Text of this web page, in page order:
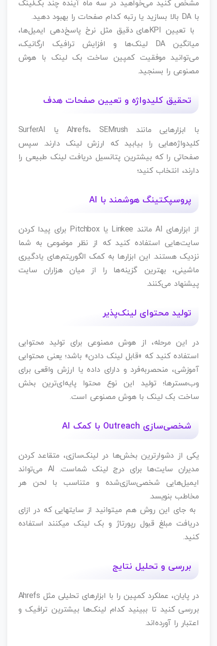
مشخص کنید می‌خواهید در سه ماه آینده چند بک‌لینک
با DA بالا بسازید یا رتبه کدام صفحات را بهبود دهید.
با تعیین KPIهای دقیق مثل نرخ پاسخ‌دهی ایمیل‌ها،
میانگین DA لینک‌ها و افزایش ترافیک ارگانیک،
می‌توانید موفقیت کمپین ساخت بک‌ لینک با هوش
مصنوعی را بسنجید.
تحقیق کلیدواژه و تعیین صفحات هدف
با ابزارهایی مانند Ahrefs، SEMrush یا SurferAI
کلیدواژه‌هایی را بیابید که ارزش لینک دارند. سپس
صفحاتی را که بیشترین پتانسیل دریافت لینک طبیعی را
دارند، انتخاب کنید؛
پروسپکتینگ هوشمند با AI
از ابزارهای AI مانند Linkee یا Pitchbox برای پیدا کردن
سایت‌هایی استفاده کنید که از نظر موضوعی به شما
نزدیک هستند. این ابزارها به کمک الگوریتم‌های یادگیری
ماشینی، بهترین گزینه‌ها را از میان هزاران سایت
پیشنهاد می‌کنند.
تولید محتوای لینک‌پذیر
در این مرحله، از هوش مصنوعی برای تولید محتوایی
استفاده کنید که «قابل لینک دادن» باشد؛ یعنی محتوایی
آموزشی، منحصربه‌فرد و دارای داده یا ارزش واقعی برای
وب‌مسترها؛ تولید این نوع محتوا پایه‌ای‌ترین بخش
ساخت بک‌ لینک با هوش مصنوعی است.
شخصی‌سازی Outreach با کمک AI
یکی از دشوارترین بخش‌ها در لینک‌سازی، متقاعد کردن
مدیران سایت‌ها برای درج لینک شماست. AI می‌تواند
ایمیل‌هایی شخصی‌سازی‌شده و متناسب با لحن هر
مخاطب بنویسد.
به جای این روش هم میتوانید از سایتهایی که در ازای
دریافت مبلغ قبول رپورتاژ و بک لینک میکنند استفاده
کنید‌.
بررسی و تحلیل نتایج
در پایان، عملکرد کمپین را با ابزارهای تحلیلی مثل Ahrefs
بررسی کنید تا ببینید کدام لینک‌ها بیشترین ترافیک و
اعتبار را آورده‌اند.